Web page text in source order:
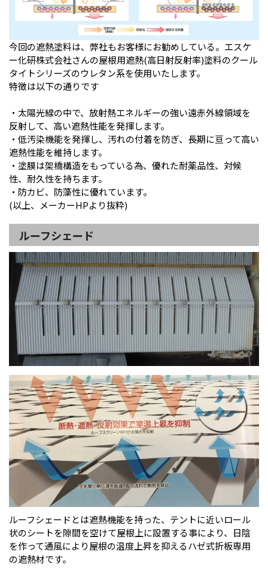
今回の遮熱塗料は、弊社もお客様にお勧めしている。エスケ
ー化研株式会社さんの屋根用遮熱(高日射反射率)塗料のクール
タイトシリーズのウレタン系を使用いたします。
特徴は以下の通りです
・太陽光線の中で、放射熱エネルギーの強い遠赤外線領域を
反射して、高い遮熱性能を発揮します。
・低汚染機能を発揮し、汚れの付着を防ぎ、長期に亘って高い
遮熱性能を維持します。
・塗膜は架橋構造をもっている為、優れた耐薬品性、対候
性、耐久性を持ちます。
・防カビ、防藻性に優れています。
(以上、メーカーHPより抜粋)
ルーフシェード
ルーフシェードとは遮熱機能を持った、テントに近いロール
状のシートを隙間を空けて屋根上に設置する事により、日陰
を作って通風により屋根の温度上昇を抑えるハゼ式折板専用
の遮熱材です。